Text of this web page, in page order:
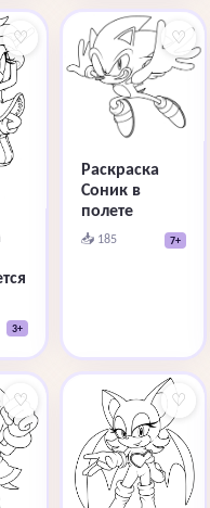
♡
3+
♡
Раскраска
Соник в
полете
📥 185 7+
♡ ♡